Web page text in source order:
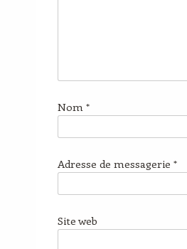
Nom *
Adresse de messagerie *
Site web